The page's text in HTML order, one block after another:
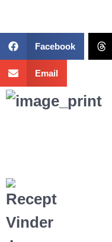
Facebook
Email